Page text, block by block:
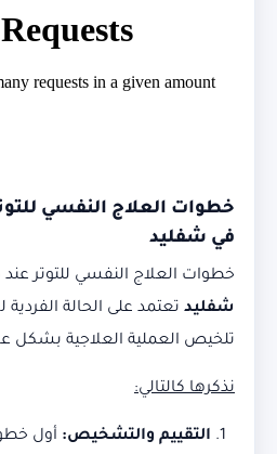
خطوات العلاج النفسي
في شفليد
خطوات العلاج النفسي للتوتر عند
شفليد تعتمد على الحالة
تلخيص العملية العلاجية بشكل
نذكرها كالتالي:
التقييم والتشخيص: أول